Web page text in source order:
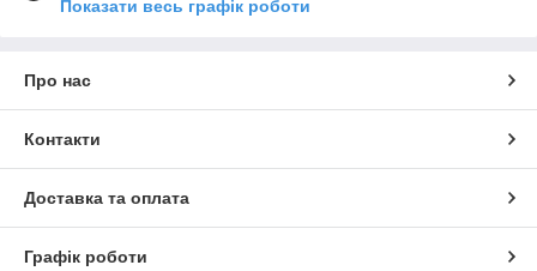
Показати весь графік роботи
Про нас
Контакти
Доставка та оплата
Графік роботи